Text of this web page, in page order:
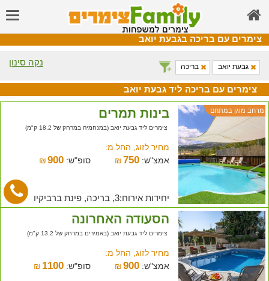
צימרים עם בריכה בגבעת יואב
נקה סינון גבעת יואב בריכה
צימרים עם בריכה ליד גבעת יואב
מרחב מוגן במתחם בינות תמרים
צימרים ליד גבעת יואב (במנחמיה במרחק של 18.2 ק"מ)
מחיר לזוג, החל מ:
אמצ"ש:
₪750 סופ"ש: ₪ 900
יחידות אירוח:3, בריכה, פינת ברביקיו
הסעודה האחרונה
צימרים ליד גבעת יואב (באמירים במרחק של 13.2 ק"מ)
מחיר לזוג, החל מ:
אמצ"ש:
₪900 סופ"ש: ₪ 1100